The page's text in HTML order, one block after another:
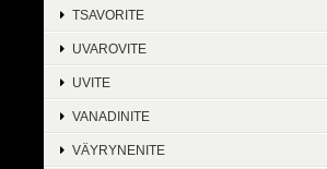
TSAVORITE
UVAROVITE
UVITE
VANADINITE
VÄYRYNENITE